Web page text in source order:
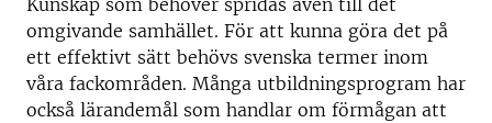
Kunskap som behöver spridas även till det
omgivande samhället. För att kunna göra det på
ett effektivt sätt behövs svenska termer inom
våra fackområden. Många utbildningsprogram har
också lärandemål som handlar om förmågan att